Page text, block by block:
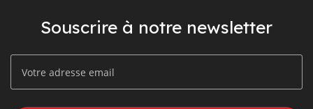
Souscrire à notre newsletter